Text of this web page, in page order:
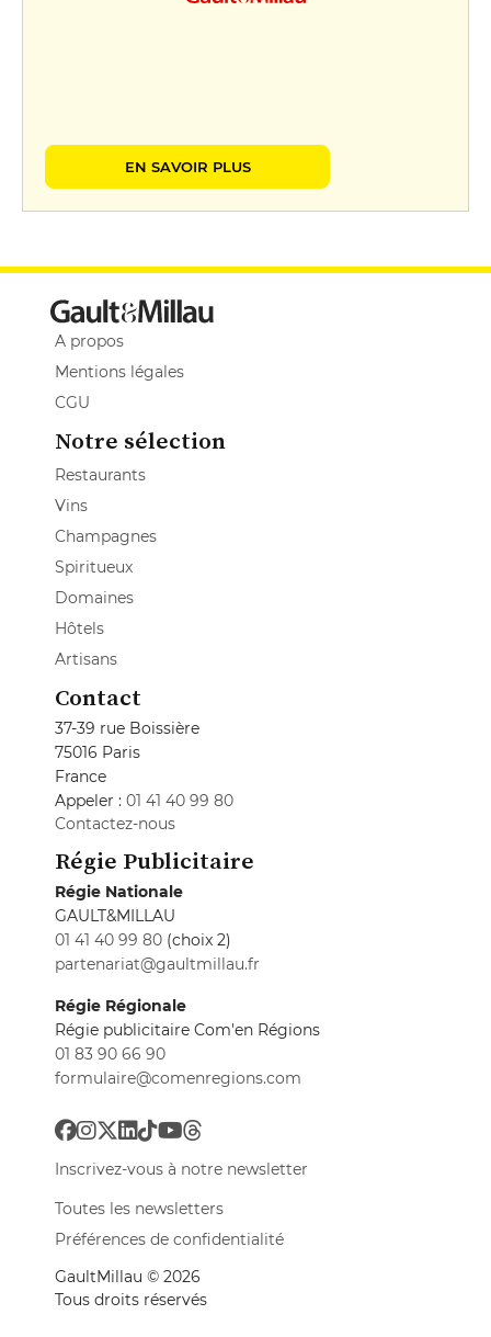
EN SAVOIR PLUS
A propos
Mentions légales
CGU
Notre sélection
Restaurants
Vins
Champagnes
Spiritueux
Domaines
Hôtels
Artisans
Contact
37-39 rue Boissière
75016 Paris
France
Appeler : 01 41 40 99 80
Contactez-nous
Régie Publicitaire
Régie Nationale
GAULT&MILLAU
01 41 40 99 80 (choix 2)
partenariat@gaultmillau.fr
Régie Régionale
Régie publicitaire Com'en Régions
01 83 90 66 90
formulaire@comenregions.com
Inscrivez-vous à notre newsletter
Toutes les newsletters
Préférences de confidentialité
GaultMillau © 2026
Tous droits réservés